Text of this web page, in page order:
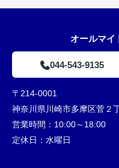
オールマイ
044-543-9135
〒214-0001
神奈川県川崎市多摩区菅２
営業時間： 10:00～18:00
定休日： 水曜日